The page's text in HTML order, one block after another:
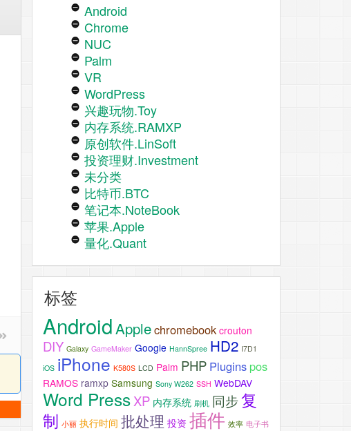
Android
Chrome
NUC
Palm
VR
WordPress
兴趣玩物.Toy
内存系统.RAMXP
原创软件.LinSoft
投资理财.Investment
未分类
比特币.BTC
笔记本.NoteBook
苹果.Apple
量化.Quant
标签
AndroidApplechromebook crouton
DIY Galaxy GameMaker Google HannSpree HD2 I7D1
iOS iPhone K580S LCD Palm PHP Plugins pos
RAMOS ramxp Samsung Sony W262 SSH WebDAV
Word PressXP 内存系统 刷机 同步复
制 小丽 执行时间 批处理 投资 插件 效率 电子书